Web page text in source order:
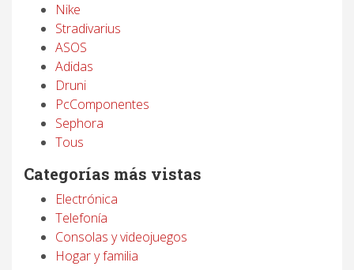
Nike
Stradivarius
ASOS
Adidas
Druni
PcComponentes
Sephora
Tous
Categorías más vistas
Electrónica
Telefonía
Consolas y videojuegos
Hogar y familia